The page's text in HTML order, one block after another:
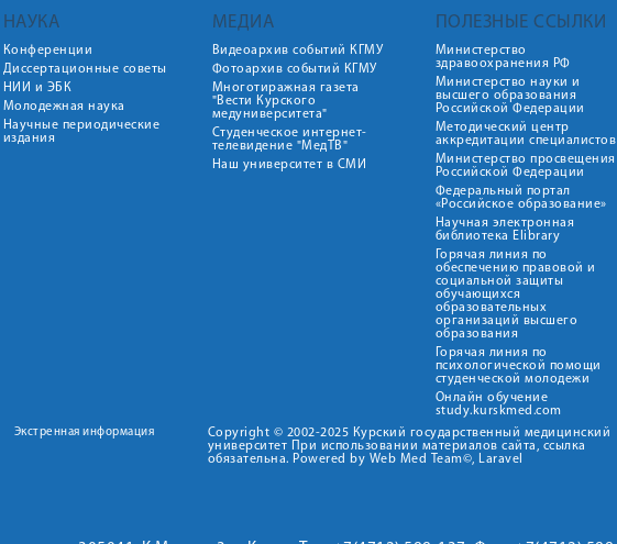
НАУКА
Конференции
Диссертационные советы
НИИ и ЭБК
Молодежная наука
Научные периодические
издания
МЕДИА
Видеоархив событий КГМУ
Фотоархив событий КГМУ
Многотиражная газета
"Вести Курского
медуниверситета"
Студенческое интернет-
телевидение "МедТВ"
Наш университет в СМИ
ПОЛЕЗНЫЕ ССЫЛКИ
Министерство
здравоохранения РФ
Министерство науки и
высшего образования
Российской Федерации
Методический центр
аккредитации специалистов
Министерство просвещения
Российской Федерации
Федеральный портал
«Российское образование»
Научная электронная
библиотека Elibrary
Горячая линия по
обеспечению правовой и
социальной защиты
обучающихся
образовательных
организаций высшего
образования
Горячая линия по
психологической помощи
студенческой молодежи
Онлайн обучение
study.kurskmed.com
Экстренная информация
Copyright © 2002-2025 Курский государственный медицинский
университет При использовании материалов сайта, ссылка
обязательна. Powered by Web Med Team©, Laravel